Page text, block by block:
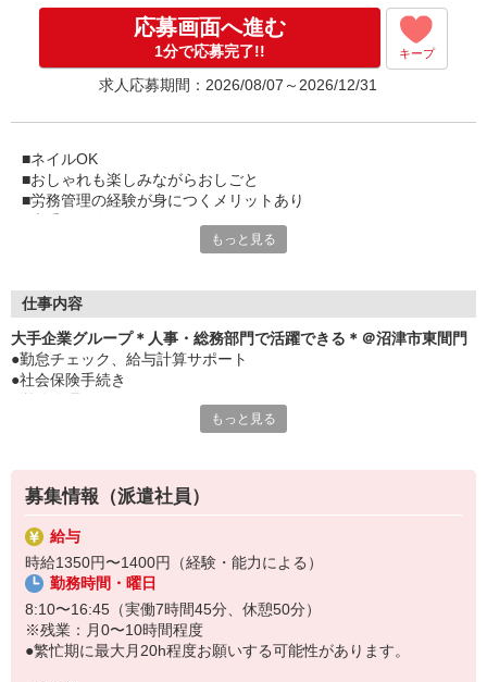
応募画面へ進む
1分で応募完了!! キープ
求人応募期間：2026/08/07～2026/12/31
■ネイルOK
■おしゃれも楽しみながらおしごと
■労務管理の経験が身につくメリットあり
■制服があるから、通勤はデニムやスニーカーもOK
もっと見る
仕事内容
大手企業グループ＊人事・総務部門で活躍できる＊＠沼津市東間門
●勤怠チェック、給与計算サポート
●社会保険手続き
もっと見る
募集情報（派遣社員）
給与
時給1350円〜1400円（経験・能力による）
勤務時間・曜日
8:10〜16:45（実働7時間45分、休憩50分）
※残業：月0〜10時間程度
●繁忙期に最大月20h程度お願いする可能性があります。